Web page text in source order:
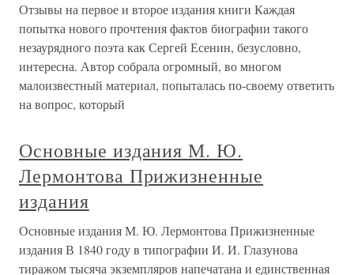
Отзывы на первое и второе издания книги Каждая
попытка нового прочтения фактов биографии такого
незаурядного поэта как Сергей Есенин, безусловно,
интересна. Автор собрала огромный, во многом
малоизвестный материал, попыталась по-своему ответить
на вопрос, который
Основные издания М. Ю.
Лермонтова Прижизненные
издания
Основные издания М. Ю. Лермонтова Прижизненные
издания В 1840 году в типографии И. И. Глазунова
тиражом тысяча экземпляров напечатана и единственная